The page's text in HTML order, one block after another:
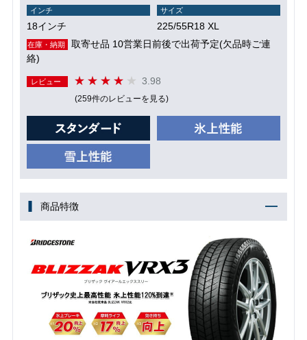
インチ
18インチ
サイズ
225/55R18 XL
在庫・納期
取寄せ品 10営業日前後で出荷予定(欠品時ご連
絡)
レビュー 3.98
(259件のレビューを見る)
商品特徴